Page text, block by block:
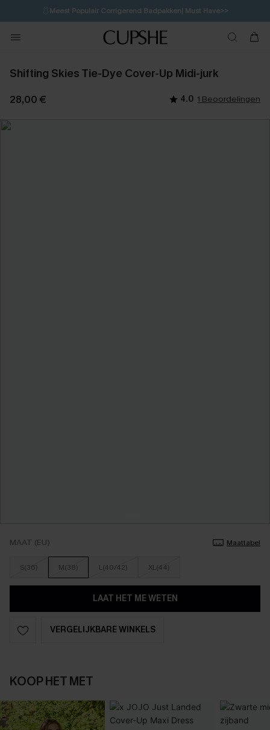
🩱Meest Populair Corrigerend Badpakken| Must Have>>
💌Abonneer je & ontvang tot 15% korting>>
Koop 3, krijg 15% korting | CODE: SW15
Shifting Skies Tie-Dye Cover-Up Midi-jurk
28,00 € 4.0 1 Beoordelingen
MAAT (EU) Maattabel
S(36) M(38) L(40/42) XL(44)
LAAT HET ME WETEN
VERGELIJKBARE WINKELS
KOOP HET MET